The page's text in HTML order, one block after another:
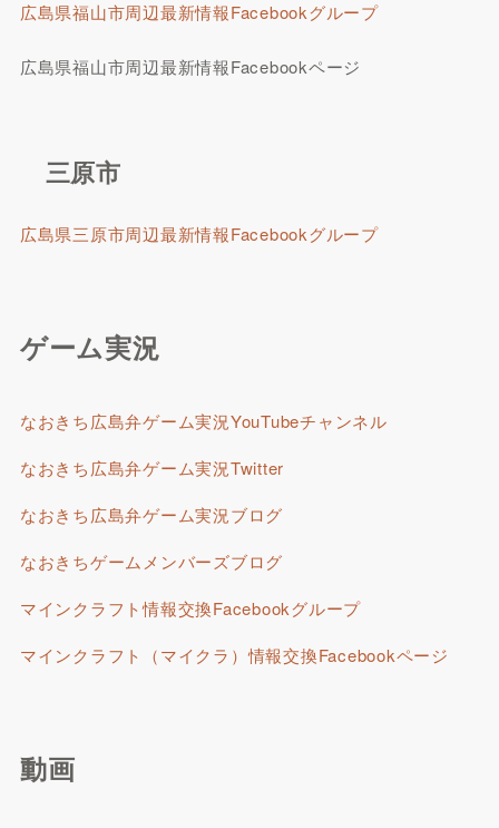
広島県福山市周辺最新情報Facebookグループ
広島県福山市周辺最新情報Facebookページ
三原市
広島県三原市周辺最新情報Facebookグループ
ゲーム実況
なおきち広島弁ゲーム実況YouTubeチャンネル
なおきち広島弁ゲーム実況Twitter
なおきち広島弁ゲーム実況ブログ
なおきちゲームメンバーズブログ
マインクラフト情報交換Facebookグループ
マインクラフト（マイクラ）情報交換Facebookページ
動画